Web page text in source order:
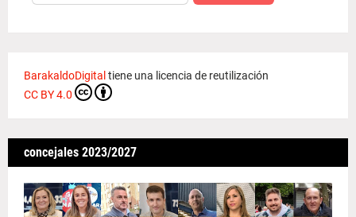
BarakaldoDigital tiene una licencia de reutilización
CC BY 4.0
concejales 2023/2027